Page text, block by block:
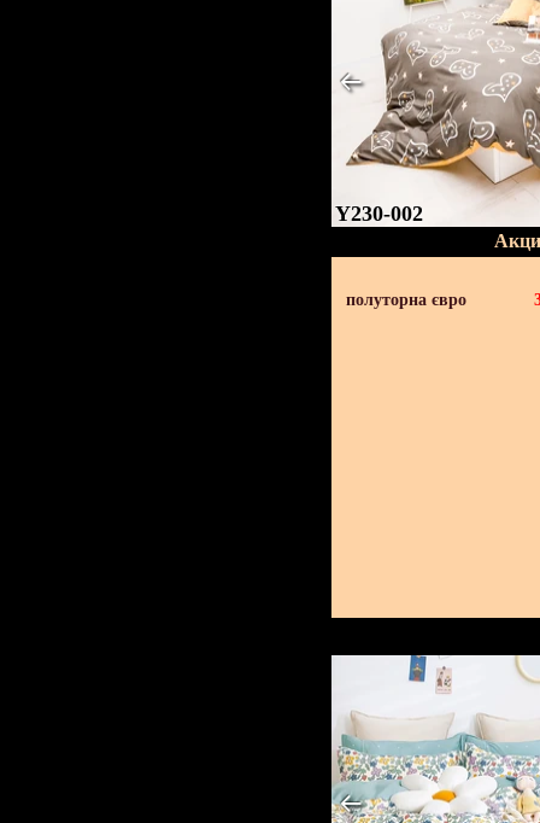
Y230-002
полуторна євро